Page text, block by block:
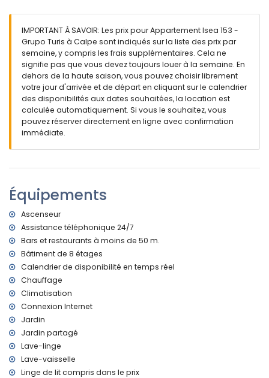
espace de garage commun
Informations supplémentaires
ville la plus proche : Calpe (à moins de 50 mètres de
l'appartement)
plage la plus proche : Playa Arenal (à moins de 100 mètres
de l'appartement)
aéroport le plus proche : El Altet (Alicante) (à moins de 100
kilomètres de l'appartement)
deuxième aéroport le plus proche : Manises (Valence) (>
100 kilomètres)
Le bâtiment où se trouve l'hébergement dispose d'un
L'hébergement est très adapté aux familles avec enfants.
l'appartement
internet (fibre optique)
fer et planche à repasser
linge de lit et serviettes
service d'urgence 24 heures sur 24
Équipements et services en supplément
chauffage central
lit d'enfant/parapluie (sur demande)
IMPORTANT À SAVOIR: Les prix pour Appartement Isea 153 -
Grupo Turis à Calpe sont indiqués sur la liste des prix par
semaine, y compris les frais supplémentaires. Cela ne
signifie pas que vous devez toujours louer à la semaine. En
dehors de la haute saison, vous pouvez choisir librement
votre jour d'arrivée et de départ en cliquant sur le calendrier
des disponibilités aux dates souhaitées, la location est
calculée automatiquement. Si vous le souhaitez, vous
pouvez réserver directement en ligne avec confirmation
immédiate.
Équipements
Ascenseur
Assistance téléphonique 24/7
Bars et restaurants à moins de 50 m.
Bâtiment de 8 étages
Calendrier de disponibilité en temps réel
Chauffage
Climatisation
Connexion Internet
Jardin
Jardin partagé
Lave-linge
Lave-vaisselle
Linge de lit compris dans le prix